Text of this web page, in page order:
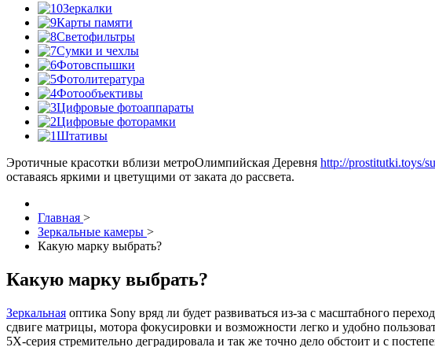
Зеркалки
Карты памяти
Светофильтры
Сумки и чехлы
Фотовспышки
Фотолитература
Фотообъективы
Цифровые фотоаппараты
Цифровые фоторамки
Штативы
Эротичные красотки вблизи метроОлимпийская Деревня http://prostitutki.toys/
оставаясь яркими и цветущими от заката до рассвета.
Главная >
Зеркальные камеры >
Какую марку выбрать?
Какую марку выбрать?
Зеркальная оптика Sony вряд ли будет развиваться из-за с масштабного
сдвиге матрицы, мотора фокусировки и возможности легко и удобно
5X-серия стремительно деградировала и так же точно дело обстоит и с